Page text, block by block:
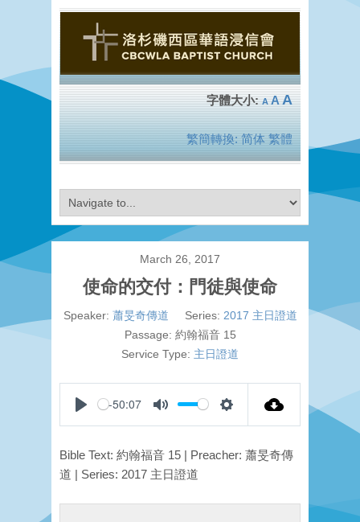
A A A
繁簡轉換: 简体 繁體
March 26, 2017
使命的交付：門徒與使命
Speaker: 蕭旻奇傳道 Series: 2017 主日證道
Passage: 約翰福音 15
Service Type: 主日證道
Play
-50:07
Mute Settings
Bible Text: 約翰福音 15 | Preacher: 蕭旻奇傳
道 | Series: 2017 主日證道